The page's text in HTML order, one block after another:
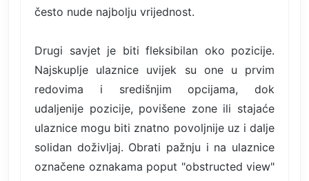
često nude najbolju vrijednost.
Drugi savjet je biti fleksibilan oko pozicije.
Najskuplje ulaznice uvijek su one u prvim
redovima i središnjim opcijama, dok
udaljenije pozicije, povišene zone ili stajaće
ulaznice mogu biti znatno povoljnije uz i dalje
solidan doživljaj. Obrati pažnju i na ulaznice
označene oznakama poput "obstructed view"